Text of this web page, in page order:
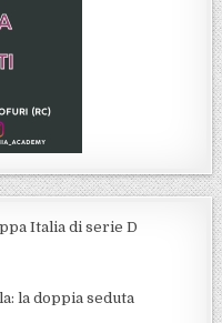
Italia di serie D
la doppia seduta